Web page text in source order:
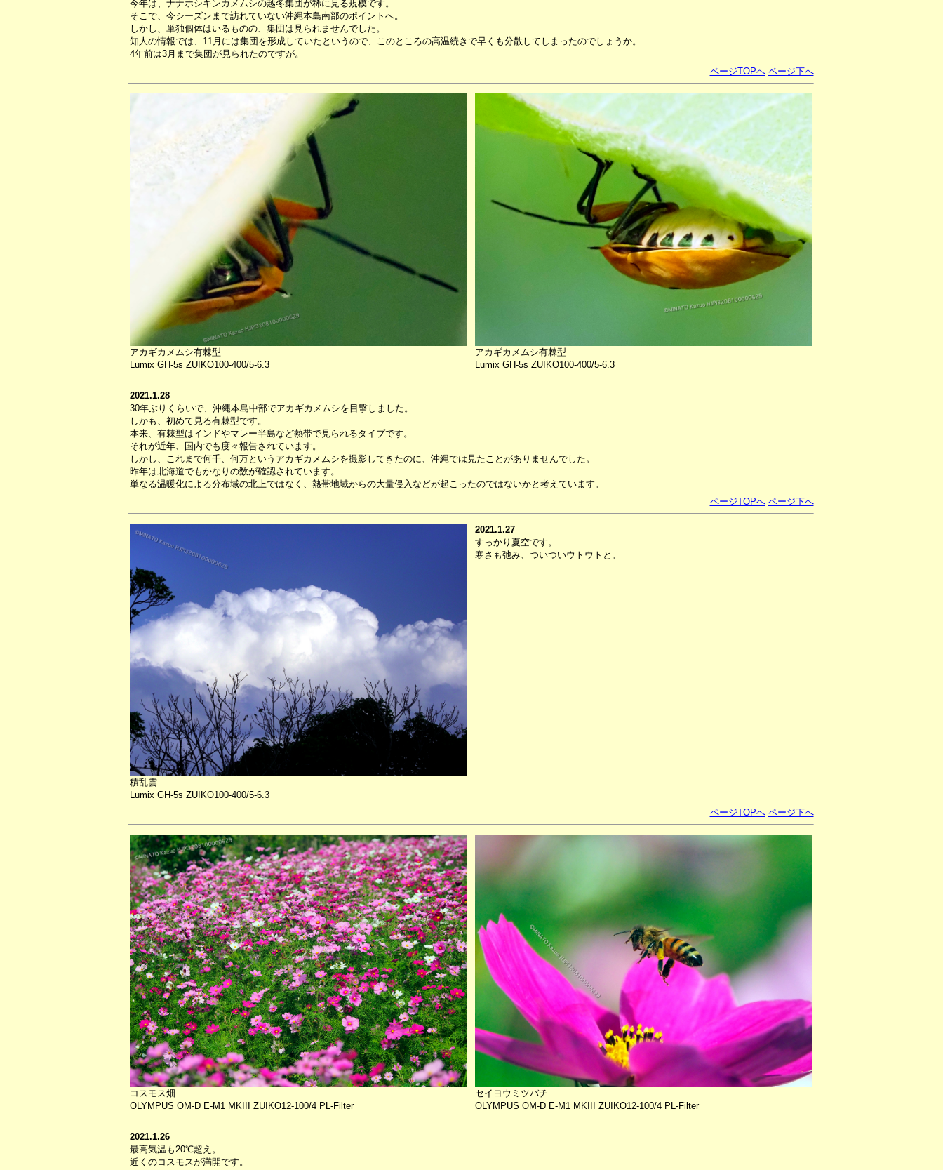
今年は、ナナホシキンカメムシの越冬集団が稀に見る規模です。
そこで、今シーズンまで訪れていない沖縄本島南部のポイントへ。
しかし、単独個体はいるものの、集団は見られませんでした。
知人の情報では、11月には集団を形成していたというので、このところの高温続きで早くも分散してしまったのでしょうか。
4年前は3月まで集団が見られたのですが。
ページTOPへ ページ下へ
アカギカメムシ有棘型
Lumix GH-5s ZUIKO100-400/5-6.3
アカギカメムシ有棘型
Lumix GH-5s ZUIKO100-400/5-6.3
2021.1.28
30年ぶりくらいで、沖縄本島中部でアカギカメムシを目撃しました。
しかも、初めて見る有棘型です。
本来、有棘型はインドやマレー半島など熱帯で見られるタイプです。
それが近年、国内でも度々報告されています。
しかし、これまで何千、何万というアカギカメムシを撮影してきたのに、沖縄では見たことがありませんでした。
昨年は北海道でもかなりの数が確認されています。
単なる温暖化による分布域の北上ではなく、熱帯地域からの大量侵入などが起こったのではないかと考えています。
ページTOPへ ページ下へ
積乱雲
Lumix GH-5s ZUIKO100-400/5-6.3
2021.1.27
すっかり夏空です。
寒さも弛み、ついついウトウトと。
ページTOPへ ページ下へ
コスモス畑
OLYMPUS OM-D E-M1 MKIII ZUIKO12-100/4 PL-Filter
セイヨウミツバチ
OLYMPUS OM-D E-M1 MKIII ZUIKO12-100/4 PL-Filter
2021.1.26
最高気温も20℃超え。
近くのコスモスが満開です。